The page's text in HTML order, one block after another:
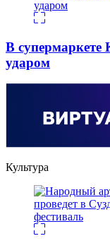
В
ударом
Культура